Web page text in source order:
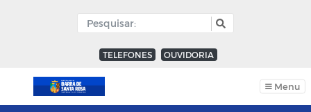
TELEFONES OUVIDORIA
Menu